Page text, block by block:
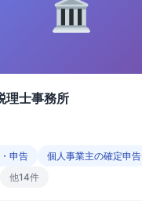
理士事務所
申告
個人事業主の確定申告
他14件